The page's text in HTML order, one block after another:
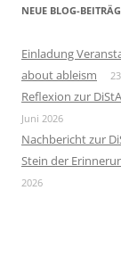
NEUE BLOG-
Einladung
about ableism
Reflexion zur
Juni 2026
Nachbericht zur
Stein der
2026